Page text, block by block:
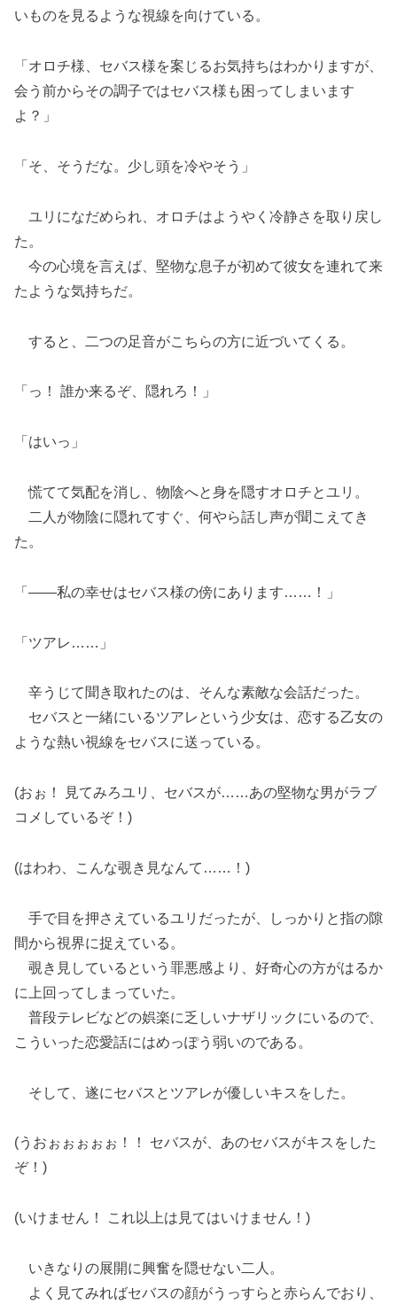
いものを見るような視線を向けている。
「オロチ様、セバス様を案じるお気持ちはわかりますが、
会う前からその調子ではセバス様も困ってしまいます
よ？」
「そ、そうだな。少し頭を冷やそう」
ユリになだめられ、オロチはようやく冷静さを取り戻し
た。
今の心境を言えば、堅物な息子が初めて彼女を連れて来
たような気持ちだ。
すると、二つの足音がこちらの方に近づいてくる。
「っ！ 誰か来るぞ、隠れろ！」
「はいっ」
慌てて気配を消し、物陰へと身を隠すオロチとユリ。
二人が物陰に隠れてすぐ、何やら話し声が聞こえてき
た。
「――私の幸せはセバス様の傍にあります……！」
「ツアレ……」
辛うじて聞き取れたのは、そんな素敵な会話だった。
セバスと一緒にいるツアレという少女は、恋する乙女の
ような熱い視線をセバスに送っている。
(おぉ！ 見てみろユリ、セバスが……あの堅物な男がラブ
コメしているぞ！)
(はわわ、こんな覗き見なんて……！)
手で目を押さえているユリだったが、しっかりと指の隙
間から視界に捉えている。
覗き見しているという罪悪感より、好奇心の方がはるか
に上回ってしまっていた。
普段テレビなどの娯楽に乏しいナザリックにいるので、
こういった恋愛話にはめっぽう弱いのである。
そして、遂にセバスとツアレが優しいキスをした。
(うおぉぉぉぉぉ！！ セバスが、あのセバスがキスをした
ぞ！)
(いけません！ これ以上は見てはいけません！)
いきなりの展開に興奮を隠せない二人。
よく見てみればセバスの顔がうっすらと赤らんでおり、